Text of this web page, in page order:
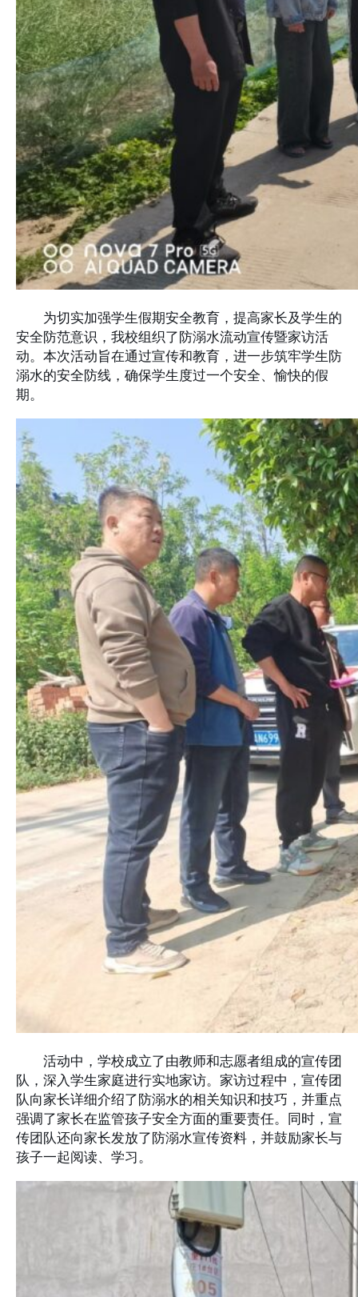
为切实加强学生假期安全教育，提高家长及学生的
安全防范意识，我校组织了防溺水流动宣传暨家访活
动。本次活动旨在通过宣传和教育，进一步筑牢学生防
溺水的安全防线，确保学生度过一个安全、愉快的假
期。
活动中，学校成立了由教师和志愿者组成的宣传团
队，深入学生家庭进行实地家访。家访过程中，宣传团
队向家长详细介绍了防溺水的相关知识和技巧，并重点
强调了家长在监管孩子安全方面的重要责任。同时，宣
传团队还向家长发放了防溺水宣传资料，并鼓励家长与
孩子一起阅读、学习。